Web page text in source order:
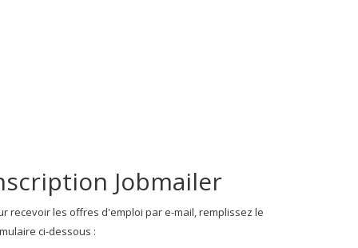
Jobmailer
recevoir les offres d'emploi par e-mail, remplissez le
ci-dessous :